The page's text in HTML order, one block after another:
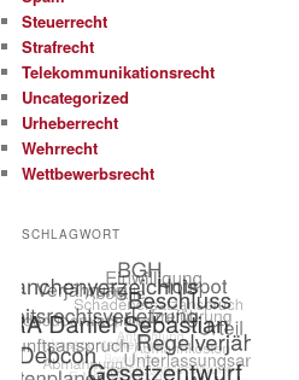
Steuerrecht
Strafrecht
Telekommunikationsrecht
Uncategorized
Urheberrecht
Wehrrecht
Wettbewerbsrecht
SCHLAGWORT